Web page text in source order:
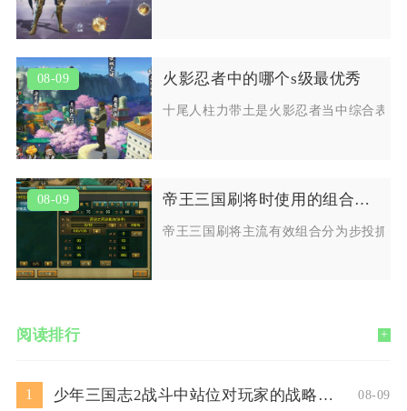
08-09 火影忍者中的哪个s级最优秀
十尾人柱力带土是火影忍者当中综合表
08-09 帝王三国刷将时使用的组合有哪些
帝王三国刷将主流有效组合分为步投抓
阅读排行 +
1 少年三国志2战斗中站位对玩家的战略有何要求 08-09